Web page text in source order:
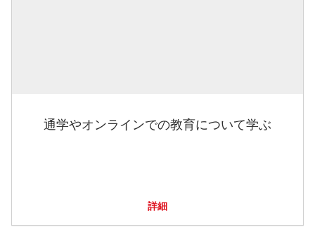
通学やオンラインでの教育について学ぶ
詳細